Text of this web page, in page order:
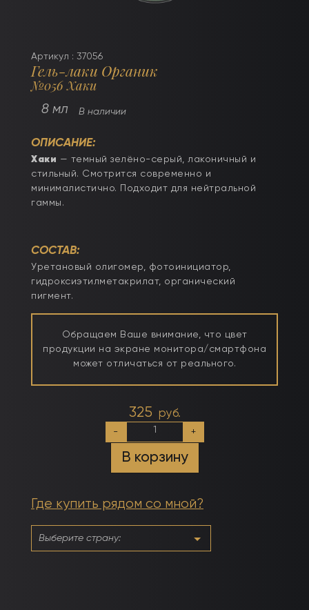
Артикул : 37056
Гель-лаки Органик
№056 Хаки
8 мл В наличии
ОПИСАНИЕ:
Хаки — темный зелёно-серый, лаконичный и
стильный. Смотрится современно и
минималистично. Подходит для нейтральной
гаммы.
СОСТАВ:
Уретановый олигомер, фотоинициатор,
гидроксиэтилметакрилат, органический
пигмент.
Обращаем Ваше внимание, что цвет
продукции на экране монитора/смартфона
может отличаться от реального.
325 руб.
Количество
Хаки
- +
В корзину
Где купить рядом со мной?